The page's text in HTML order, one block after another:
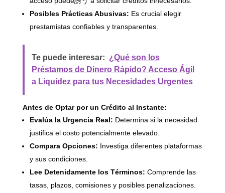
Posibles Prácticas Abusivas: Es crucial elegir
prestamistas confiables y transparentes.
Te puede interesar: ¿Qué son los
Préstamos de Dinero Rápido? Acceso Ágil
a Liquidez para tus Necesidades Urgentes
Antes de Optar por un Crédito al Instante:
Evalúa la Urgencia Real: Determina si la necesidad
justifica el costo potencialmente elevado.
Compara Opciones: Investiga diferentes plataformas
y sus condiciones.
Lee Detenidamente los Términos: Comprende las
tasas, plazos, comisiones y posibles penalizaciones.